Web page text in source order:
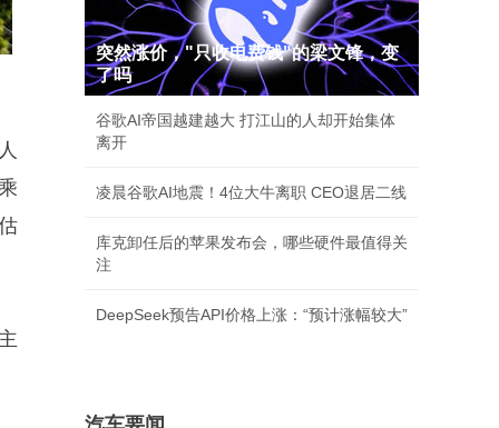
突然涨价，"只收电费钱"的梁文锋，变
了吗
谷歌AI帝国越建越大 打江山的人却开始集体
离开
凌晨谷歌AI地震！4位大牛离职 CEO退居二线
库克卸任后的苹果发布会，哪些硬件最值得关
注
DeepSeek预告API价格上涨：“预计涨幅较大”